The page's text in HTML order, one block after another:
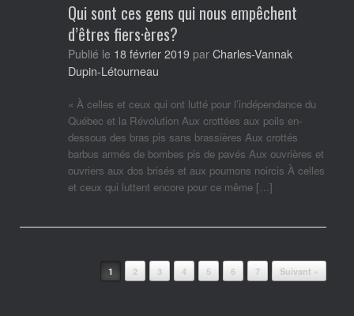
Qui sont ces gens qui nous empêchent
d’êtres fiers·ères?
Publié le 18 février 2019 par Charles-Vannak
Dupin-Létourneau
« À celles et ceux qui ont lutté pour l’indépendance du
Québec et la Révolution Aux crottées aux poils en-
dessous des bras pis sans brassières Aux crottés
barbus armés de bombes pis de pavés Aux ouvrières et
ouvriers aux dos brisés et aux poumons noircis À celles
et ceux qui luttent encore pour ce même […]
1 2 3 4 5 6 7 Suivant »